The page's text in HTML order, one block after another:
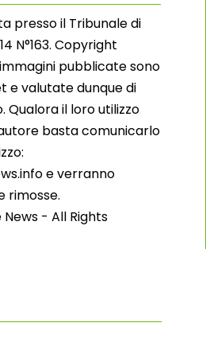
presso il Tribunale di
N°163. Copyright
pubblicate sono
e valutate dunque di
Qualora il loro utilizzo
basta comunicarlo
e verranno
rimosse.
- All Rights